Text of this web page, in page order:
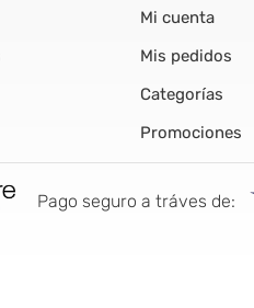
Mi cuenta
Mis pedidos
Categorías
Promociones
Pago seguro a tráves de: